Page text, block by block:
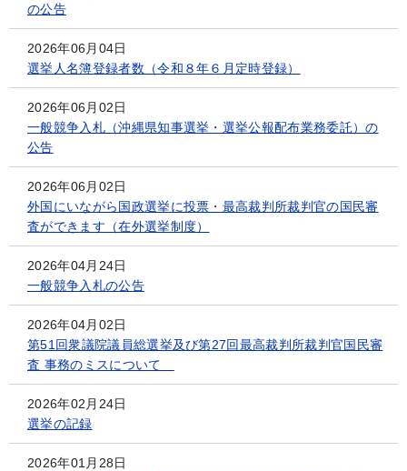
の公告
2026年06月04日
選挙人名簿登録者数（令和８年６月定時登録）
2026年06月02日
一般競争入札（沖縄県知事選挙・選挙公報配布業務委託）の
公告
2026年06月02日
外国にいながら国政選挙に投票・最高裁判所裁判官の国民審
査ができます（在外選挙制度）
2026年04月24日
一般競争入札の公告
2026年04月02日
第51回衆議院議員総選挙及び第27回最高裁判所裁判官国民審
査 事務のミスについて
2026年02月24日
選挙の記録
2026年01月28日